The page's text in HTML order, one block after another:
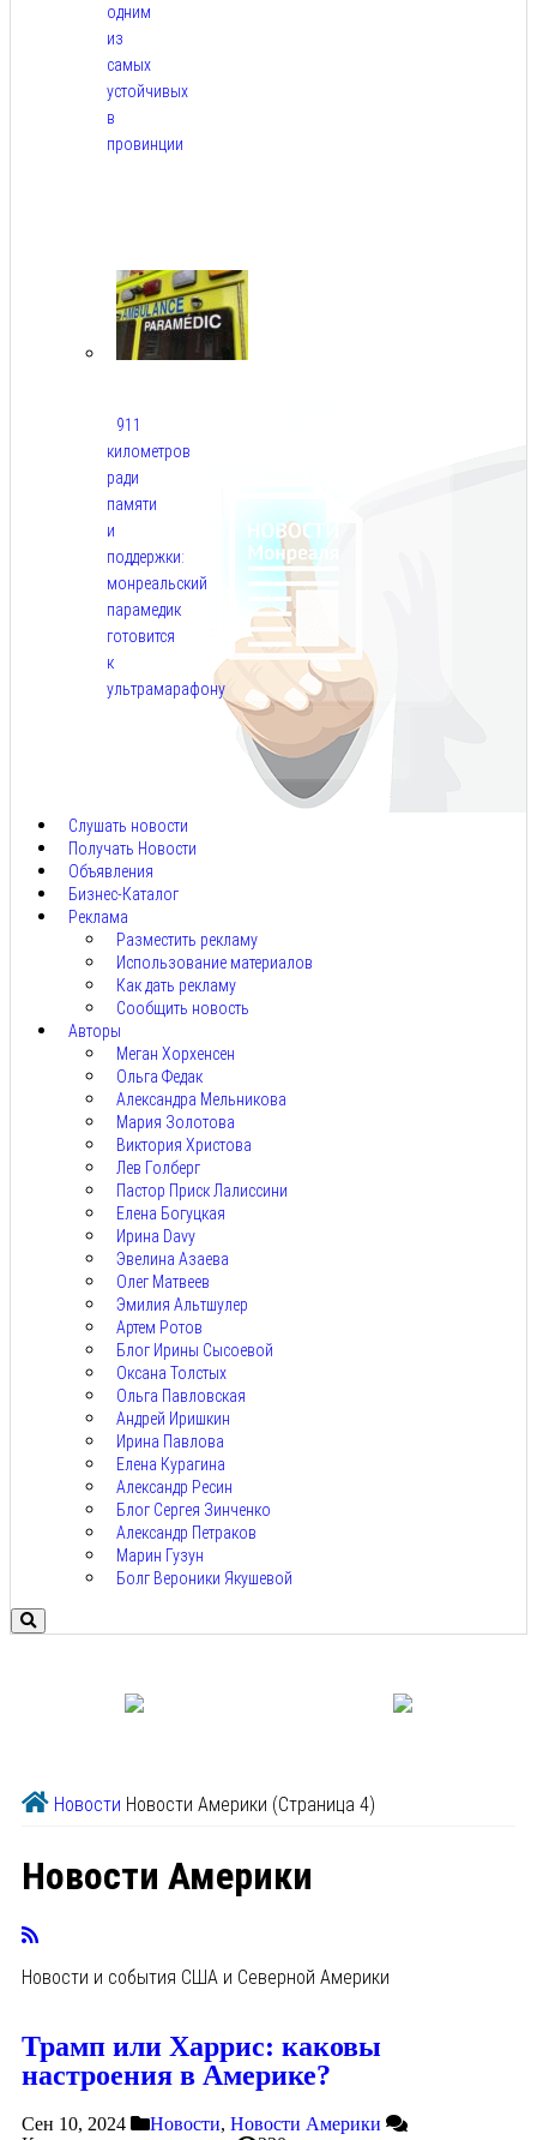
одним
из
самых
устойчивых
в
провинции
911
километров
ради
памяти
и
поддержки:
монреальский
парамедик
готовится
к
ультрамарафону
Слушать новости
Получать Новости
Объявления
Бизнес-Каталог
Реклама
Разместить рекламу
Использование материалов
Как дать рекламу
Сообщить новость
Авторы
Меган Хорхенсен
Ольга Федак
Александра Мельникова
Мария Золотова
Виктория Христова
Лев Голберг
Пастор Приск Лалиссини
Елена Богуцкая
Ирина Davy
Эвелина Азаева
Олег Матвеев
Эмилия Альтшулер
Артем Ротов
Блог Ирины Сысоевой
Оксана Толстых
Ольга Павловская
Андрей Иришкин
Ирина Павлова
Елена Курагина
Александр Ресин
Блог Сергея Зинченко
Александр Петраков
Марин Гузун
Болг Вероники Якушевой
Новости Новости Америки (Страница 4)
Новости Америки
Новости и события США и Северной Америки
Трамп или Харрис: каковы
настроения в Америке?
Сен 10, 2024 Новости, Новости Америки